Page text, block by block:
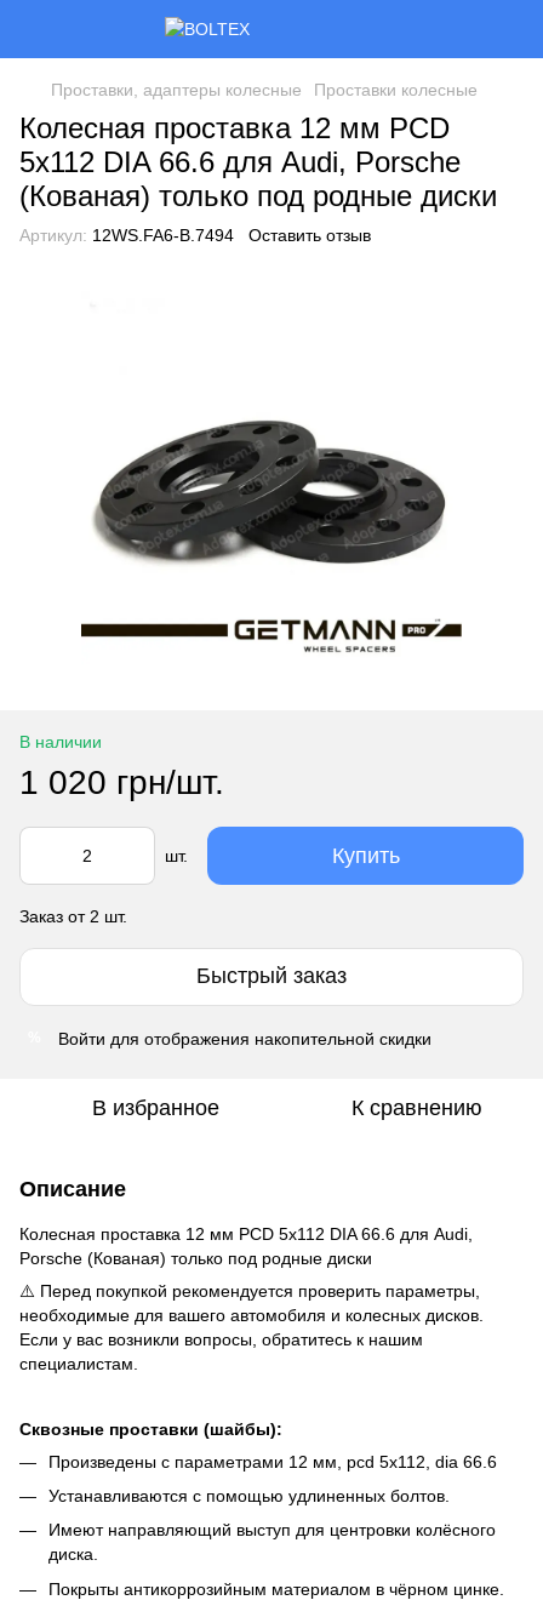
Проставки, адаптеры колесные Проставки колесные
Колесная проставка 12 мм PCD
5x112 DIA 66.6 для Audi, Porsche
(Кованая) только под родные диски
Артикул: 12WS.FA6-B.7494 Оставить отзыв
В наличии
1 020 грн/шт.
шт. Купить
Заказ от 2 шт.
Быстрый заказ
Войти для отображения накопительной скидки
В избранное К сравнению
Описание
Колесная проставка 12 мм PCD 5x112 DIA 66.6 для Audi,
Porsche (Кованая) только под родные диски
⚠️ Перед покупкой рекомендуется проверить параметры,
необходимые для вашего автомобиля и колесных дисков.
Если у вас возникли вопросы, обратитесь к нашим
специалистам.
Сквозные проставки (шайбы):
Произведены с параметрами 12 мм, pcd 5x112, dia 66.6
Устанавливаются с помощью удлиненных болтов.
Имеют направляющий выступ для центровки колёсного
диска.
Покрыты антикоррозийным материалом в чёрном цинке.